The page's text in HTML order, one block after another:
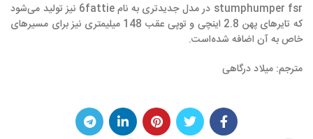
stumphumper fsr در مدل جدیدتری به نام 6fattie نیز تولید می‌شود
که تایرهای پهن 2.8 اینچی و توپی عقب 148 میلیمتری نیز برای مسیرهای
خاص به آن اضافه شده‌است.
مترجم: میلاد درگاهی